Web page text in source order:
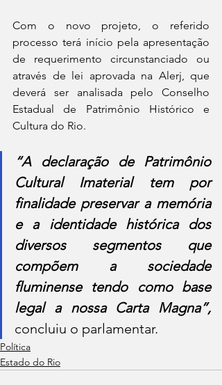
Com o novo projeto, o referido
processo terá início pela apresentação
de requerimento circunstanciado ou
através de lei aprovada na Alerj, que
deverá ser analisada pelo Conselho
Estadual de Patrimônio Histórico e
Cultura do Rio.
“A declaração de Patrimônio
Cultural Imaterial tem por
finalidade preservar a memória
e a identidade histórica dos
diversos segmentos que
compõem a sociedade
fluminense tendo como base
concluiu o parlamentar.
Política
Estado do Rio